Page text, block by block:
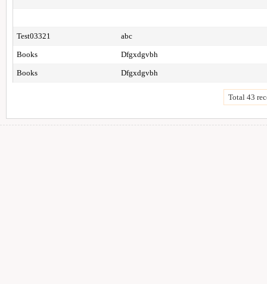
Test03321 abc
Books Dfgxdgvbh
Books Dfgxdgvbh
Total 43